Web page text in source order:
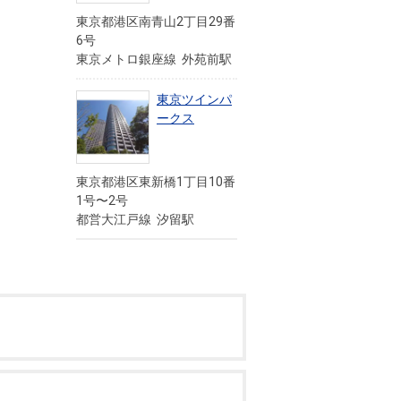
東京都港区南青山2丁目29番
6号
東京メトロ銀座線 外苑前駅
東京ツインパ
ークス
東京都港区東新橋1丁目10番
1号〜2号
都営大江戸線 汐留駅